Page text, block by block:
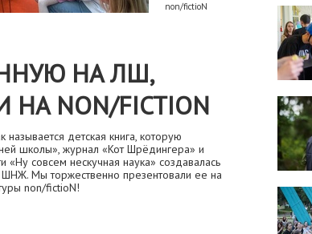
non/fictioN
НА ЛШ,
NON/FICTION
детская книга, которую
школы», журнал «Кот Шрёдингера» и
«Ну совсем нескучная наука» создавалась
Мы торжественно презентовали ее на
non/fictioN!